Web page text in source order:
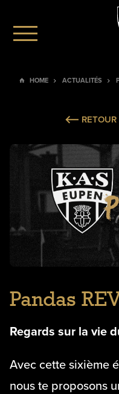
HOME ACTUALITÉS
Pandas
Regards sur la vie
Avec cette sixième
nous te proposons